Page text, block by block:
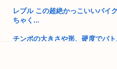
判明ww...
レブル この超絶かっこいいバイ
ちゃく...
チンポの大きさや形、硬度でバ